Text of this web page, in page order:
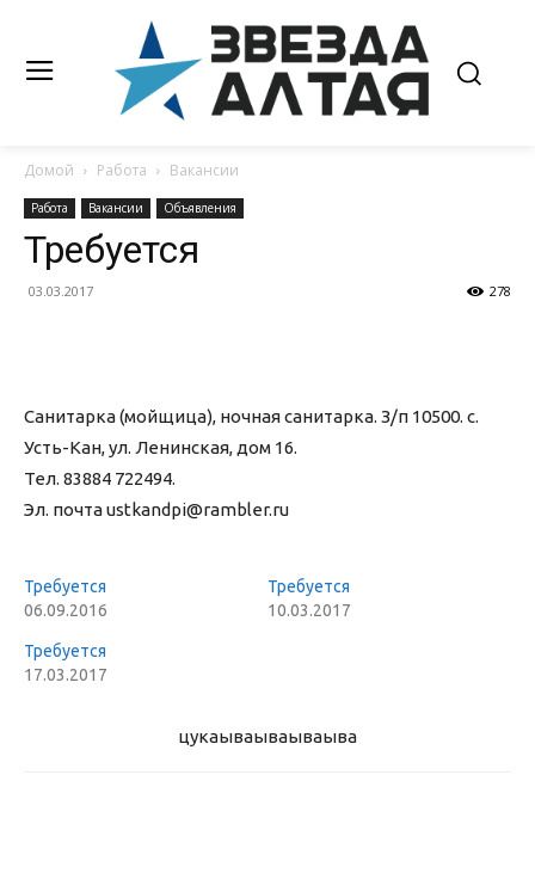
Домой Работа Вакансии
Работа Вакансии Объявления
Требуется
03.03.2017 278
Санитарка (мойщица), ночная санитарка. З/п 10500. с.
Усть-Кан, ул. Ленинская, дом 16.
Тел. 83884 722494.
Эл. почта ustkandpi@rambler.ru
Требуется
06.09.2016
Требуется
10.03.2017
Требуется
17.03.2017
цукаываываываыва